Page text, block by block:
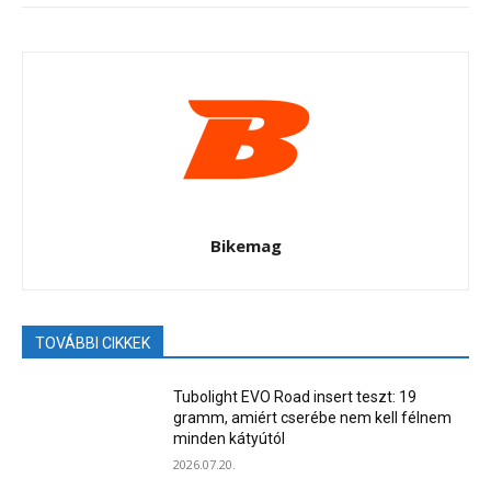
Bikemag
TOVÁBBI CIKKEK
Tubolight EVO Road insert teszt: 19
gramm, amiért cserébe nem kell félnem
minden kátyútól
2026.07.20.